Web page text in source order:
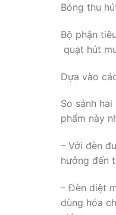
Bóng thu
Bộ phận
quạt hút
Dựa vào
So sánh
phẩm này
– Với đèn
hưởng đến
– Đèn diệt
dùng hóa